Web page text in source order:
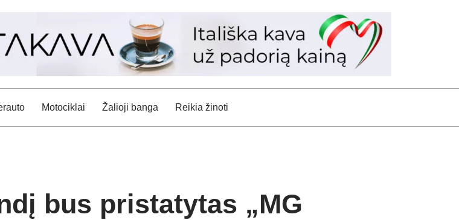
Motociklai Žalioji banga Reikia žinoti
bus pristatytas „MG